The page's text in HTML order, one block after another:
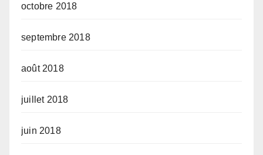
octobre 2018
septembre 2018
août 2018
juillet 2018
juin 2018